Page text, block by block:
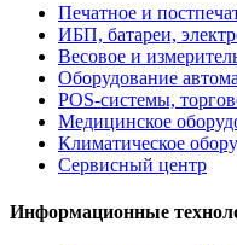
Печатное и
ИБП, батареи,
Весовое и
Оборудование
POS-системы,
Медицинское
Климатическое
Сервисный центр
Информационные